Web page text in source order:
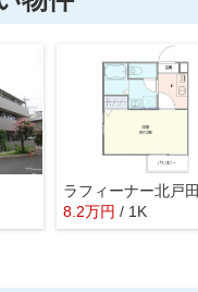
ラフィーナー北戸田
8.2万円 / 1K